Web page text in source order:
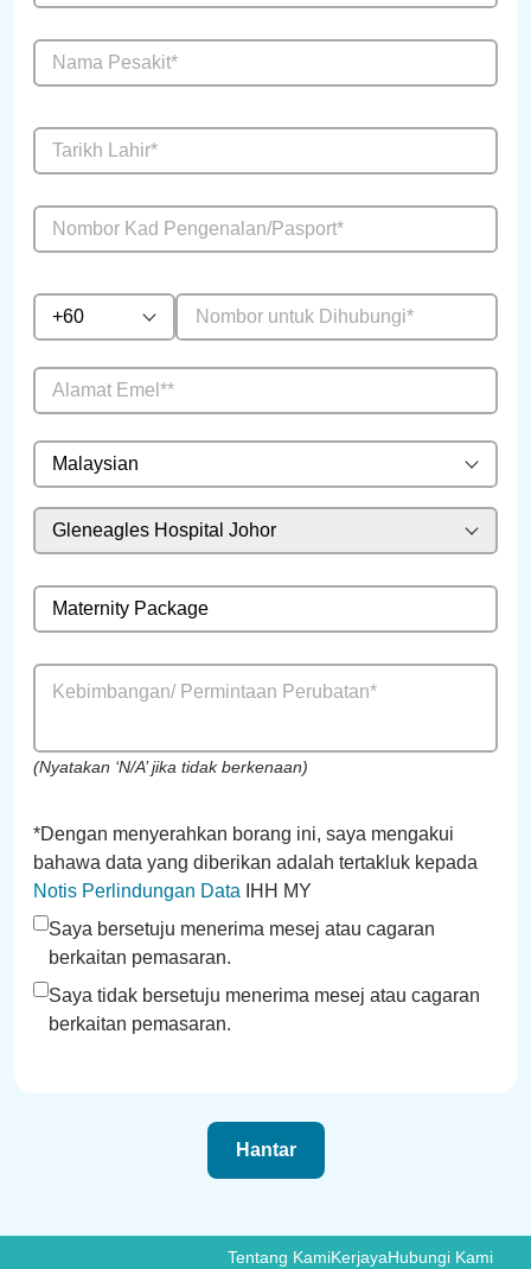
+60
Malaysian
Gleneagles Hospital Johor
(Nyatakan ‘N/A’ jika tidak berkenaan)
*Dengan menyerahkan borang ini, saya mengakui
bahawa data yang diberikan adalah tertakluk kepada
Notis Perlindungan Data
IHH MY
Saya bersetuju menerima mesej atau cagaran
berkaitan pemasaran.
Saya tidak bersetuju menerima mesej atau cagaran
berkaitan pemasaran.
Hantar
Tentang KamiKerjayaHubungi Kami